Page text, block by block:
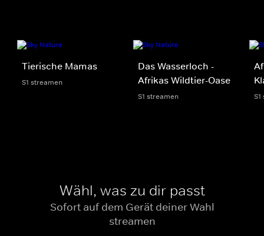
Tierische Mamas
S1 streamen
Das Wasserloch -
Afrikas Wildtier-Oase
S1 streamen
Wähl, was zu dir passt
Sofort auf dem Gerät deiner Wahl
streamen